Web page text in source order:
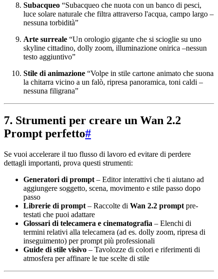
Subacqueo “Subacqueo che nuota con un banco di pesci,
luce solare naturale che filtra attraverso l'acqua, campo largo –
nessuna torbidità”
Arte surreale “Un orologio gigante che si scioglie su uno
skyline cittadino, dolly zoom, illuminazione onirica –nessun
testo aggiuntivo”
Stile di animazione “Volpe in stile cartone animato che suona
la chitarra vicino a un falò, ripresa panoramica, toni caldi –
nessuna filigrana”
7. Strumenti per creare un Wan 2.2
Prompt perfetto#
Se vuoi accelerare il tuo flusso di lavoro ed evitare di perdere
dettagli importanti, prova questi strumenti:
Generatori di prompt – Editor interattivi che ti aiutano ad
aggiungere soggetto, scena, movimento e stile passo dopo
passo
Librerie di prompt – Raccolte di Wan 2.2 prompt pre-
testati che puoi adattare
Glossari di telecamera e cinematografia – Elenchi di
termini relativi alla telecamera (ad es. dolly zoom, ripresa di
inseguimento) per prompt più professionali
Guide di stile visivo – Tavolozze di colori e riferimenti di
atmosfera per affinare le tue scelte di stile